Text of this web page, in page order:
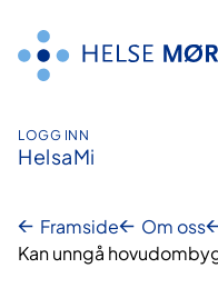
innhald
LOGG INN
HelsaMi
Framside Om oss
Kan unngå